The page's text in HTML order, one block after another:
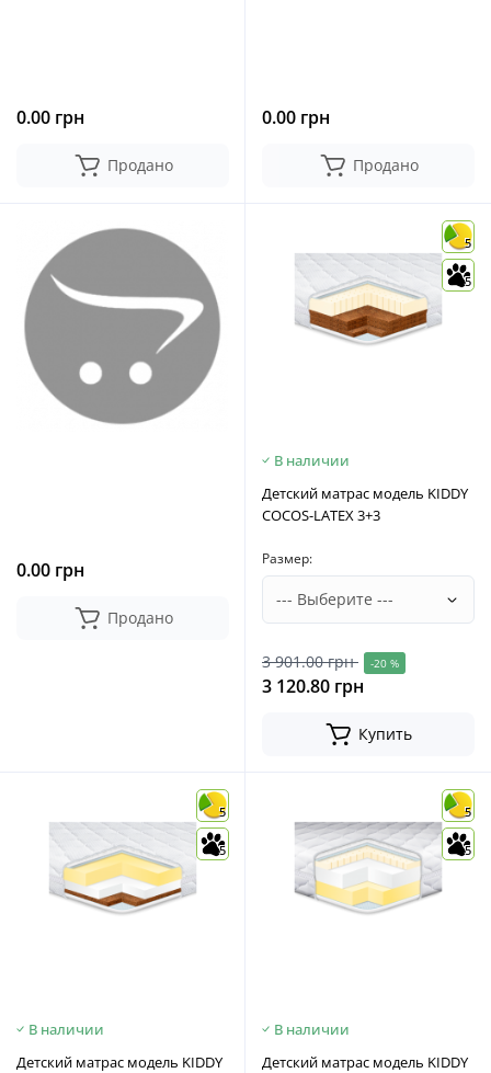
0.00 грн
Продано
0.00 грн
Продано
0.00 грн
Продано
5
5
В наличии
Детский матрас модель KIDDY
COCOS-LATEX 3+3
Размер:
3 901.00 грн -20 %
3 120.80 грн
Купить
5
5
В наличии
Детский матрас модель KIDDY
5
5
В наличии
Детский матрас модель KIDDY